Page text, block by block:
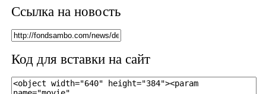
Ссылка на новость
Код для вставки на сайт